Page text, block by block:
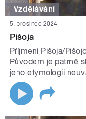
Vzdělávání
5. prosinec 2024
Pišoja
Příjmení Pišoja/
Původem je patrně
jeho etymologii